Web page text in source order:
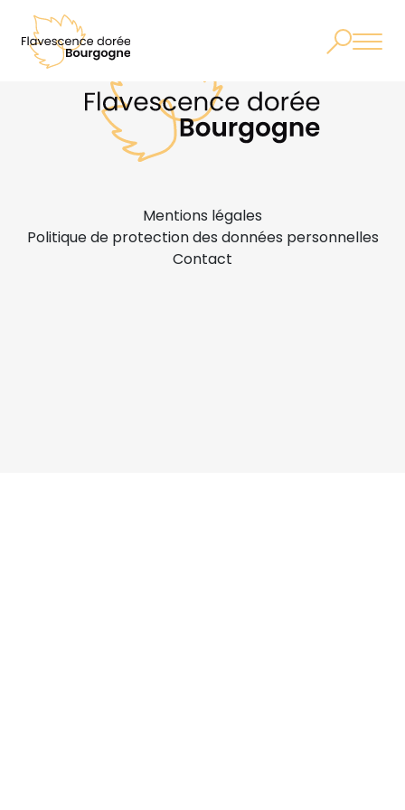
Mentions légales
Politique de protection des données personnelles
Contact